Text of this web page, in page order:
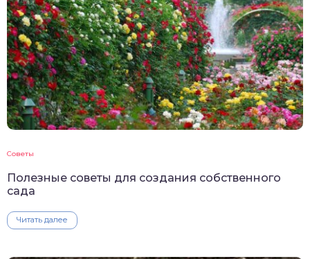
Советы
Полезные советы для создания собственного
сада
Читать далее